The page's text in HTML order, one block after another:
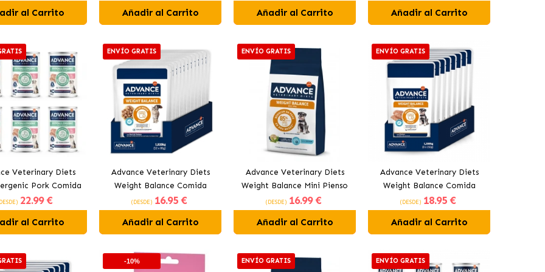
con Trucha
al Carrito
Trucha
Añadir al Carrito Añadir al Carrito Añadir al Carrito
Veterinary Diets
Pork Comida
para Perros con
Cerdo
22.99 €
al Carrito
ENVÍO GRATIS
Advance Veterinary Diets
Weight Balance Comida
Húmeda para Gatos con
Sobrepeso
(DESDE) 16.95 €
Añadir al Carrito
ENVÍO GRATIS
Advance Veterinary Diets
Weight Balance Mini Pienso
para Perros Pequeños con
Pollo
(DESDE) 16.99 €
Añadir al Carrito
ENVÍO GRATIS
Advance Veterinary Diets
Weight Balance Comida
Húmeda para Perros con
Sobrepeso
(DESDE) 18.95 €
Añadir al Carrito
-10% ENVÍO GRATIS ENVÍO GRATIS